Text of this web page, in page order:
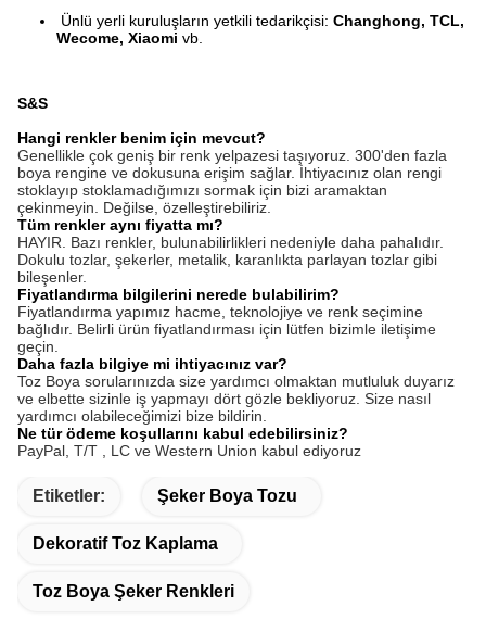
Ünlü yerli kuruluşların yetkili tedarikçisi: Changhong, TCL,
Wecome, Xiaomi vb.
S&S
Hangi renkler benim için mevcut?
Genellikle çok geniş bir renk yelpazesi taşıyoruz. 300'den fazla
boya rengine ve dokusuna erişim sağlar. İhtiyacınız olan rengi
stoklayıp stoklamadığımızı sormak için bizi aramaktan
çekinmeyin. Değilse, özelleştirebiliriz.
Tüm renkler aynı fiyatta mı?
HAYIR. Bazı renkler, bulunabilirlikleri nedeniyle daha pahalıdır.
Dokulu tozlar, şekerler, metalik, karanlıkta parlayan tozlar gibi
bileşenler.
Fiyatlandırma bilgilerini nerede bulabilirim?
Fiyatlandırma yapımız hacme, teknolojiye ve renk seçimine
bağlıdır. Belirli ürün fiyatlandırması için lütfen bizimle iletişime
geçin.
Daha fazla bilgiye mi ihtiyacınız var?
Toz Boya sorularınızda size yardımcı olmaktan mutluluk duyarız
ve elbette sizinle iş yapmayı dört gözle bekliyoruz. Size nasıl
yardımcı olabileceğimizi bize bildirin.
Ne tür ödeme koşullarını kabul edebilirsiniz?
PayPal, T/T , LC ve Western Union kabul ediyoruz
Etiketler: Şeker Boya Tozu
Dekoratif Toz Kaplama
Toz Boya Şeker Renkleri